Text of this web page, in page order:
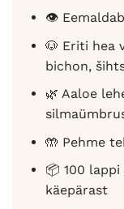
👁️
🐶 Eriti hea
bichon,
🌿 Aaloe
🤲 Pehme
📦 100
käepärast